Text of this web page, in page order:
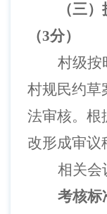
（三）
（3分）
村级按
村规民约草
法审核。根
改形成审议
相关会
考核标